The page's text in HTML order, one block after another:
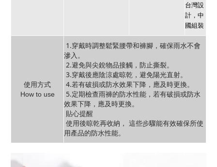
台灣設
計，中
國組裝
使用方式
How to use
1.穿戴時調整鬆緊腰帶和褲腳，確保雨水不會
滲入。
2.避免與尖銳物品接觸，防止撕裂。
3.穿戴後應陰涼處晾乾，避免陽光直射。
4.若有破損或防水效果下降，應及時更換。
5.定期檢查雨褲的防水性能，若有破損或防水
效果下降，應及時更換。
貼心提醒
使用後晾乾再收納， 這些步驟能有效確保所使
用產品的防水性能。